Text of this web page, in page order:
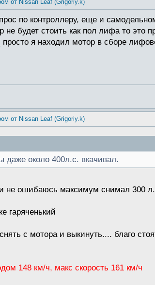
от Nissan Leaf (Grigoriy.k)
по контроллеру, еще и
не будет стоить как пол лифа то это
я находил мотор в сборе
от Nissan Leaf (Grigoriy.k)
около 400л.с. вкачивал.
не ошибаюсь максимум снимал 300
гаряченький
с мотора и выкинуть.... благо
148 км/ч, макс скорость 161 км/ч